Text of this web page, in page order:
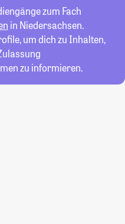
zum Fach
in Niedersachsen.
um dich zu Inhalten,
zu informieren.